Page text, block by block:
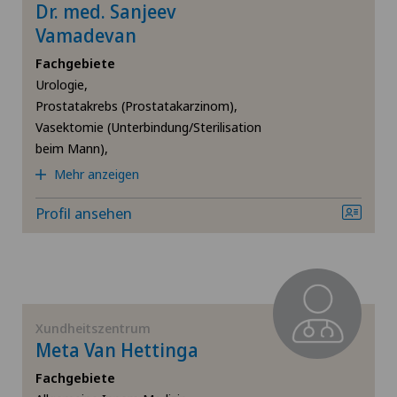
Bandscheibenprothese | Künstliche Bandscheibe
Bandscheibenvorfall
Bandscheibenvorfall Brustwirbelsäule
Diskushernie
Check-up
Check-up für Frauen
Clinica Sant'Anna
Clinique de Genolier
Clinique de Montchoisi
Clinique de Valère
Clinique Montbrillant
Clinique Valmont
Dr. med. Sanjeev
Vamadevan
Fachgebiete
Urologie,
Prostatakrebs (Prostatakarzinom),
Vasektomie (Unterbindung/Sterilisation
beim Mann),
Mehr anzeigen
Profil ansehen
Xundheitszentrum
Meta Van Hettinga
Fachgebiete